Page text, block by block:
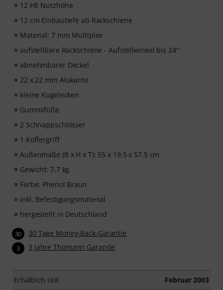
12 HE Nutzhöhe
12 cm Einbautiefe ab Rackschiene
Material: 7 mm Multiplex
aufstellbare Rackschiene - Aufstellwinkel bis 24°
abnehmbarer Deckel
22 x 22 mm Alukante
kleine Kugelecken
Gummifüße
2 Schnappschlösser
1 Koffergriff
Außenmaße (B x H x T): 55 x 19,5 x 57,5 cm
Gewicht: 7,7 kg
Farbe: Phenol Braun
inkl. Befestigungsmaterial
hergestellt in Deutschland
30 30 Tage Money-Back-Garantie
3 3 Jahre Thomann Garantie
Erhältlich seit Februar 2003